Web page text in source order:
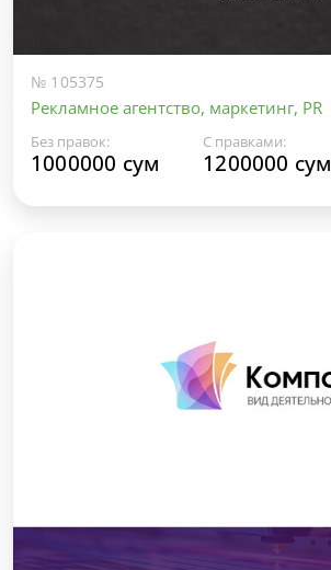
№ 105375
Рекламное агентство, маркетинг, PR
Без правок:
1000000 сум
С правками:
1200000 сум